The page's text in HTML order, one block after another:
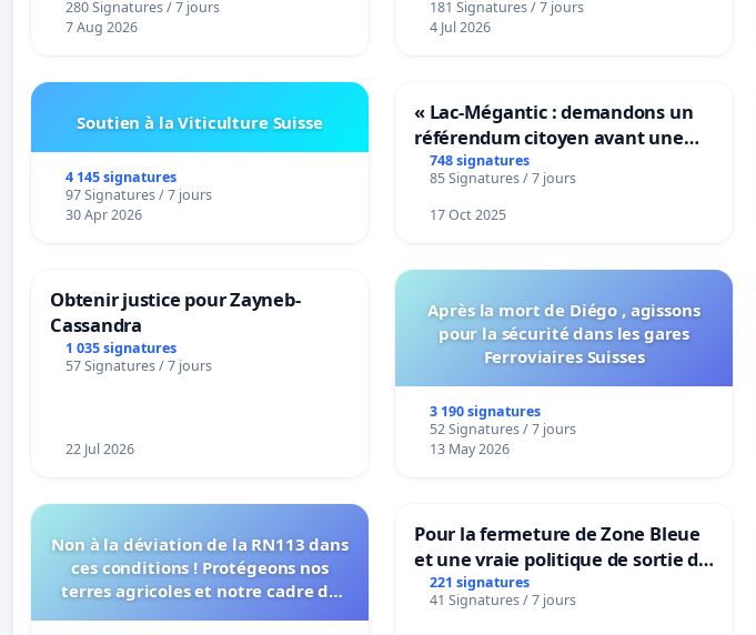
280 Signatures / 7 jours
7 Aug 2026
181 Signatures / 7 jours
4 Jul 2026
Soutien à la Viticulture Suisse
4 145 signatures
97 Signatures / 7 jours
30 Apr 2026
« Lac-Mégantic : demandons un
référendum citoyen avant une
transformation irréversible de
notre territoire »
748 signatures
85 Signatures / 7 jours
17 Oct 2025
Obtenir justice pour Zayneb-
Cassandra
1 035 signatures
57 Signatures / 7 jours
22 Jul 2026
Après la mort de Diégo , agissons
pour la sécurité dans les gares
Ferroviaires Suisses
3 190 signatures
52 Signatures / 7 jours
13 May 2026
Non à la déviation de la RN113 dans
ces conditions ! Protégeons nos
terres agricoles et notre cadre de
Pour la fermeture de Zone Bleue
et une vraie politique de sortie de
la dépendance
221 signatures
41 Signatures / 7 jours